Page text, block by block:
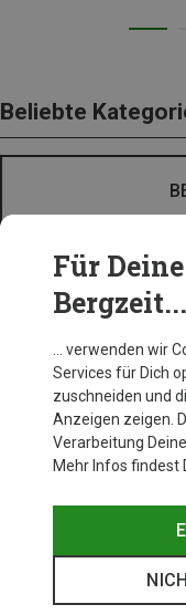
Beliebte
Für
Bergzeit...
… verwenden wir
Services für Dich
zuschneiden und
Anzeigen zeigen.
Verarbeitung
Mehr Infos findest